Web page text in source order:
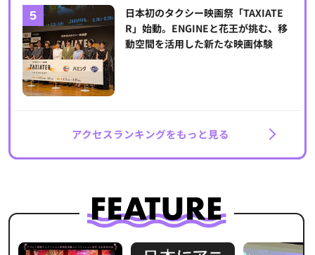
日本初のタクシー映画祭「TAXIATE
R」始動。ENGINEと花王が挑む、移
動空間を活用した新たな映画体験
アクセスランキングをもっと見る